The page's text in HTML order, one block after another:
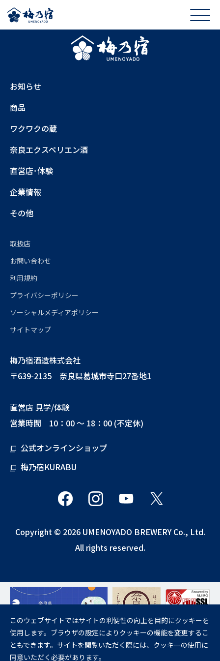
お知らせ
商品
ワクワクの蔵
奈良エクスペリエン酒
直営店･体験
企業情報
その他
取扱店
お問い合わせ
利用規約
プライバシーポリシー
ソーシャルメディアポリシー
サイトマップ
梅乃宿酒造株式会社
〒639-2135 奈良県葛城市寺口27番地1
直営店 見学/体験
営業時間 10：00 ～ 18：00 (不定休)
公式オンラインショップ
梅乃宿KURABU
Copyright © 2026 UMENOYADO BREWERY Co., Ltd.
All rights reserved.
飲酒は20歳になってから。
妊娠中や授乳期の飲酒は、胎児・乳児の発育に悪影響を与えるおそれが
あります。
このウェブサイトではサイトの利便性の向上を目的にクッキーを
使用します。ブラウザの設定によりクッキーの機能を変更するこ
ともできます。サイトを閲覧いただく際には、クッキーの使用に
同意いただく必要があります。